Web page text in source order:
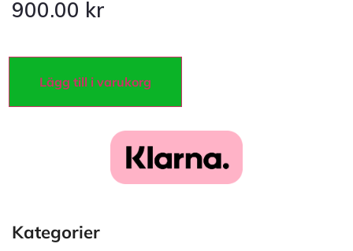
900.00 kr
Lägg till i varukorg
Kategorier